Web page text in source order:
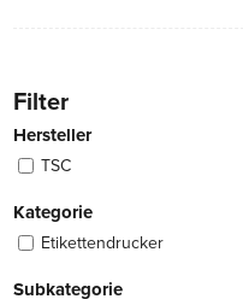
Filter
Hersteller
TSC
Kategorie
Etikettendrucker
Subkategorie